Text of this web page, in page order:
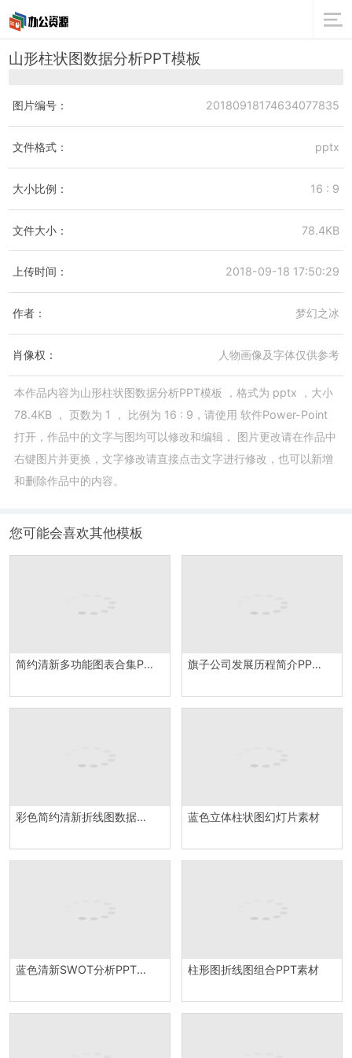
山形柱状图数据分析PPT模板
图片编号： 20180918174634077835
文件格式： pptx
大小比例： 16 : 9
文件大小： 78.4KB
上传时间： 2018-09-18 17:50:29
作者： 梦幻之冰
肖像权： 人物画像及字体仅供参考
本作品内容为山形柱状图数据分析PPT模板 ，格式为 pptx
，大小
78.4KB， 页数为 1 ， 比例为 16 : 9 ，请使用 软件Power-Point
打开，作品中的文字与图均可以修改和编辑， 图片更改请在作品中
右键图片并更换，文字修改请直接点击文字进行修改，也可以新增
和删除作品中的内容。
您可能会喜欢其他模板
简约清新多功能图表合集PPT图表模板 旗子公司发展历程简介PPT素材
彩色简约清新折线图数据统计含柱状图PPT图表模板 蓝色立体柱状图幻灯片素材
蓝色清新SWOT分析PPT模板 柱形图折线图组合PPT素材